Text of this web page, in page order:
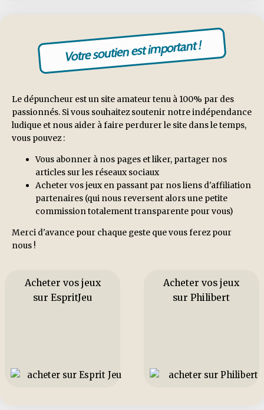
Votre soutien est important !
Le dépuncheur est un site amateur tenu à 100% par des
passionnés. Si vous souhaitez soutenir notre indépendance
ludique et nous aider à faire perdurer le site dans le temps,
vous pouvez :
Vous abonner à nos pages et liker, partager nos
articles sur les réseaux sociaux
Acheter vos jeux en passant par nos liens d'affiliation
partenaires (qui nous reversent alors une petite
commission totalement transparente pour vous)
Merci d'avance pour chaque geste que vous ferez pour
nous !
Acheter vos jeux
sur EspritJeu
Acheter vos jeux
sur Philibert